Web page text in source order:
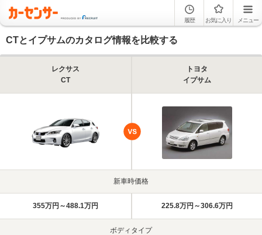
履歴 お気に入り メニュー
CTとイプサムのカタログ情報を比較する
レクサス
CT
トヨタ
イプサム
新車時価格
355万円～488.1万円 225.8万円～306.6万円
ボディタイプ